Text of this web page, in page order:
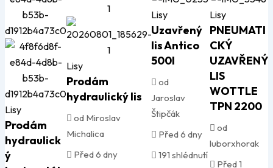
Lisy
Prodám
hydraulick
ý
Lisy
Prodám
hydraulický lis
od Miroslav
Michalica
Před 6 dny
Lisy
Uzavřený
lis Antico
500l
od
Jaroslav
Štipčák
Před 6 dny
191 shlédnutí
Lisy
PNEUMATI
CKÝ
UZAVŘENÝ
LIS
WOTTLE
TPN 2200
od
luborxhorak
Před 1